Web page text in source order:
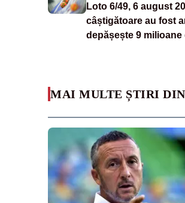
Loto 6/49, 6 august
câștigătoare au fost
depășește 9 milioane
MAI MULTE ȘTIRI DIN